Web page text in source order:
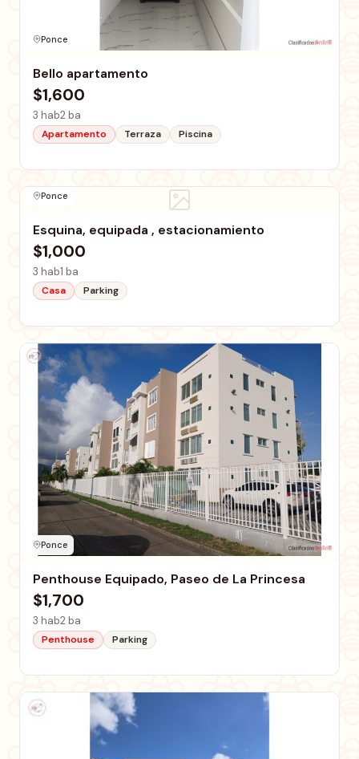
Ponce
Bello apartamento
$1,600
3 hab2 ba
Apartamento Terraza Piscina
Ponce
Esquina, equipada , estacionamiento
$1,000
3 hab1 ba
Casa Parking
Ponce
Penthouse Equipado, Paseo de La Princesa
$1,700
3 hab2 ba
Penthouse Parking